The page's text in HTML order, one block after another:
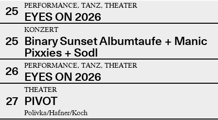
25 PERFORMANCE, TANZ, THEATER
EYES ON 2026
25
KONZERT
Binary Sunset Albumtaufe + Manic
Pixxies + Sodl
26
PERFORMANCE, TANZ, THEATER
EYES ON 2026
27
THEATER
PIVOT
Polivka/Hafner/Koch